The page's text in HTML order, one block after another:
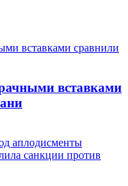
вставками